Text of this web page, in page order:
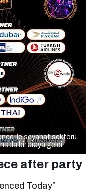
ile seyahat sektörü
bir araya geldi
after party
Today”